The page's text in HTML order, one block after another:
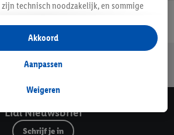
Veilig winkelen
Lidl Nieuwsbrief
Schrijf je in
technisch noodzakelijk, en sommige
het verzamelen en
of voor het tonen van
binnen en buiten de Lidl-diensten.
in de winkel ook voor de
geeft aan ons voor het personaliseren
vervolgens een Lidl Plus-account
Weigeren
Aanpassen
Akkoord